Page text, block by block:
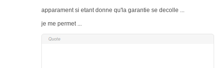
apparament si etant donne qu'la garantie se decolle ...
je me permet ...